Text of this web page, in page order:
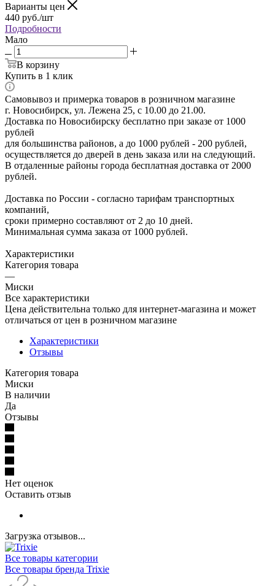
Варианты цен
440 руб./шт
Подробности
Мало
В корзину
Купить в 1 клик
Самовывоз и примерка товаров в розничном магазине
г. Новосибирск, ул. Лежена 25, с 10.00 до 21.00.
Доставка по Новосибирску бесплатно при заказе от 1000
рублей
для большинства районов, а до 1000 рублей - 200 рублей,
осуществляется до дверей в день заказа или на следующий.
В отдаленные районы города бесплатная доставка от 2000
рублей.
Доставка по России - согласно тарифам транспортных
компаний,
сроки примерно составляют от 2 до 10 дней.
Минимальная сумма заказа от 1000 рублей.
Характеристики
Категория товара
—
Миски
Все характеристики
Цена действительна только для интернет-магазина и может
отличаться от цен в розничном магазине
Характеристики
Отзывы
Категория товара
Миски
В наличии
Да
Отзывы
Нет оценок
Оставить отзыв
Загрузка отзывов...
Все товары категории
Все товары бренда Trixie